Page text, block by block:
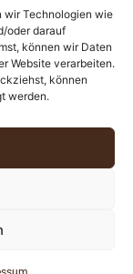
wir Technologien wie
oder darauf
können wir Daten
Website verarbeiten.
können
werden.